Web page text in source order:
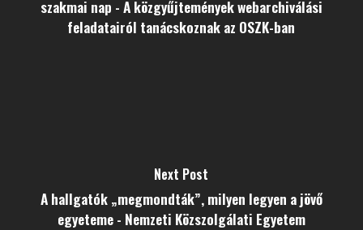
szakmai nap - A közgyűjtemények webarchiválási
feladatairól tanácskoznak az OSZK-ban
Next Post
A hallgatók „megmondták”, milyen legyen a jövő
egyeteme - Nemzeti Közszolgálati Egyetem